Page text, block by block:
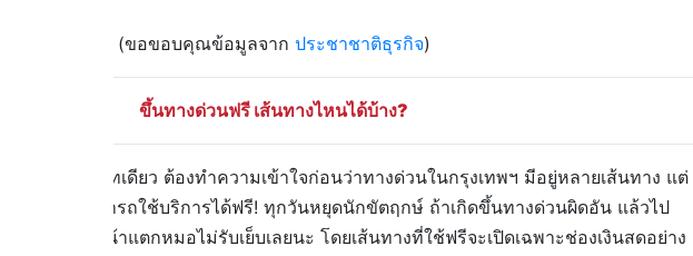
(ขอขอบคุณข้อมูลจาก ประชาชาติธุรกิจ)
ขึ้นทางด่วนฟรี เส้นทางไหนได้บ้าง?
งจ่ายแม้แต่บาทเดียว ต้องทำความเข้าใจก่อนว่าทางด่วนในกรุงเทพฯ มีอยู่หลายเส้นทาง แต่
เท่านั้น ซึ่งสามารถใช้บริการได้ฟรี! ทุกวันหยุดนักขัตฤกษ์ ถ้าเกิดขึ้นทางด่วนผิดอัน แล้วไป
รีไม่ใช่หรอ หน้าแตกหมอไม่รับเย็บเลยนะ โดยเส้นทางที่ใช้ฟรีจะเปิดเฉพาะช่องเงินสดอย่าง